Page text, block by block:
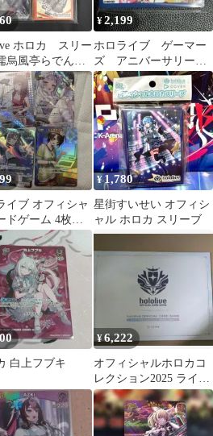
ホロカ スリー
風亭らでん 2
トWGP
¥2,199
ホロライブ ゲーマー
ズ アニバーサリー
オフィシャルホロカス
リーブ
イブ オフィシャ
ドゲーム 4枚セ
レトロパソコン
¥ 1,780
星街すいせい オフィシ
ャル ホロカ スリーブ
白上フブキ
¥6,222
オフィシャルホロカコ
レクション2025 ライブ
セット 1セット カード
ゲーム祭